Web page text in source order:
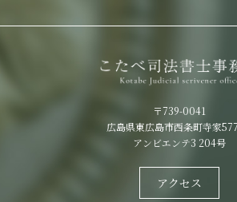
〒739-0041
広島県東広島市西条町寺家
アンビエンテ3 204号
アクセス